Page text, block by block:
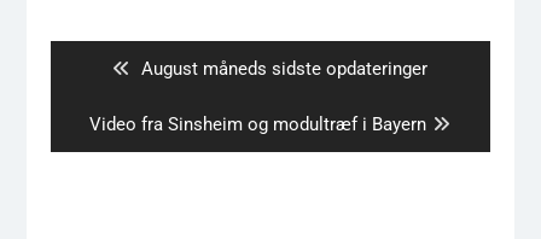
Previous
August måneds sidste opdateringer
Next
post:
Video fra Sinsheim og modultræf i Bayern